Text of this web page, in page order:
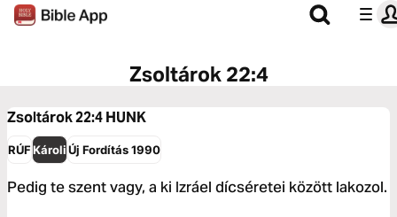
Zsoltárok 22:4
Zsoltárok 22:4HUNK
RÚFKároliÚj Fordítás 1990
Pedig te szent vagy, a ki Izráel dícséretei között lakozol.